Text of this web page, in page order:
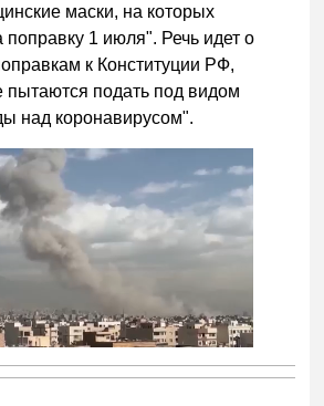
маски, на которых
1 июля". Речь идет о
к Конституции РФ,
пытаются подать под видом
над коронавирусом".